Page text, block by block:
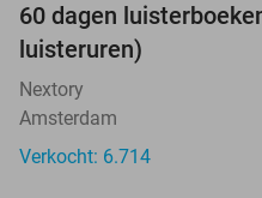
60 dagen
luisteruren)
Nextory
Amsterdam
Verkocht: 6.714